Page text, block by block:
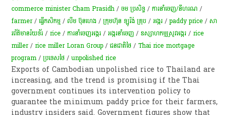
commerce minister Cham Prasidh /ចម ប្រសិទ្ធ/ការនាំចេញ/នីហរណ /
farmer/ធ្វើកសិកម្ម /លឹម ប៊ុនហេង /ក្រុមហ៊ុន ឡូរ៉ង់ គ្រុប /​អង្ករ /paddy price /សា​
រព័ត៌មាន​រ៉យទ័រ​ /rice /ការនាំចេញអង្ករ /​អង្ករ​នាំចេញ​​ /ឧស្សាហ​កម្ម​ស្រូវ​អង្ករ​ /rice
miller/rice miller Loran Group /ជនជាតិថៃ /Thai rice mortgage
program /ប្រទេសថៃ /unpolished rice
Exports of Cambodian unpolished rice to Thailand are
increasing, and the trend is promising if the Thai
government continues its intervention policy to
guarantee the minimum paddy price for their farmers,